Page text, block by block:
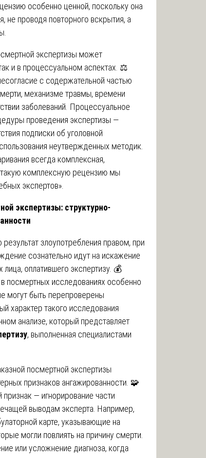
особенно ценной, поскольку она
не проводя повторного вскрытия, а
экспертизы может
и в процессуальном аспектах. ⚖️
с содержательной частью
механизме травмы, времени
заболеваний. Процессуальное
проведения экспертизы —
подписки об уголовной
неутвержденных методик.
всегда комплексная,
комплексную рецензию мы
экспертов».
экспертизы: структурно-
злоупотребления правом, при
сознательно идут на искажение
лица, оплатившего экспертизу. 💰
посмертных исследованиях особенно
могут быть перепроверены
характер такого исследования
анализе, который представляет
, выполненная специалистами
посмертной экспертизы
признаков ангажированности. 🧩
— игнорирование части
выводам эксперта. Например,
карте, указывающие на
могли повлиять на причину смерти.
или усложнение диагноза, когда